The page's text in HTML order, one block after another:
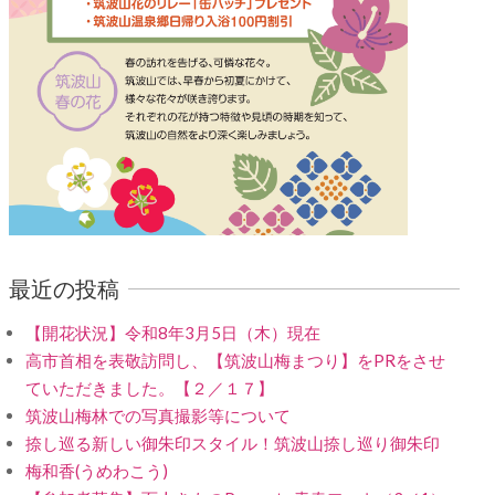
最近の投稿
【開花状況】令和8年3月5日（木）現在
高市首相を表敬訪問し、【筑波山梅まつり】をPRをさせ
ていただきました。【２／１７】
筑波山梅林での写真撮影等について
捺し巡る新しい御朱印スタイル！筑波山捺し巡り御朱印
梅和香(うめわこう)